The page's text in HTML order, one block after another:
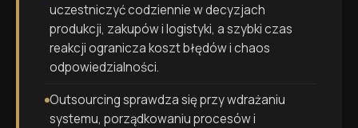
uczestniczyć codziennie w decyzjach
produkcji, zakupów i logistyki, a szybki czas
reakcji ogranicza koszt błędów i chaos
odpowiedzialności.
Outsourcing sprawdza się przy wdrażaniu
systemu, porządkowaniu procesów i